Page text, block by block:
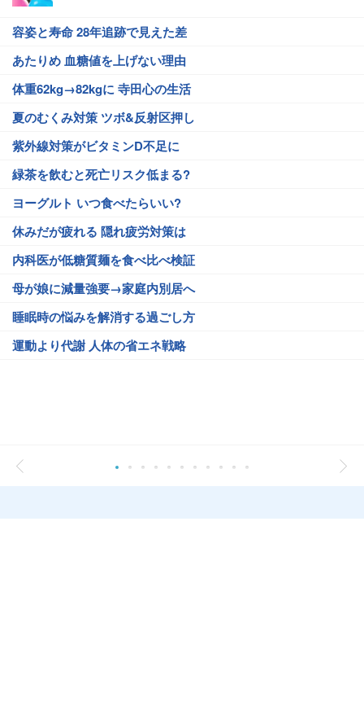
容姿と寿命 28年追跡で見えた差
あたりめ 血糖値を上げない理由
体重62kg→82kgに 寺田心の生活
夏のむくみ対策 ツボ&反射区押し
紫外線対策がビタミンD不足に
緑茶を飲むと死亡リスク低まる?
ヨーグルト いつ食べたらいい?
休みだが疲れる 隠れ疲労対策は
内科医が低糖質麺を食べ比べ検証
母が娘に減量強要→家庭内別居へ
睡眠時の悩みを解消する過ごし方
運動より代謝 人体の省エネ戦略